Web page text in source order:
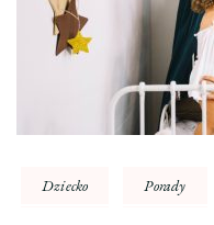
Dziecko Porady